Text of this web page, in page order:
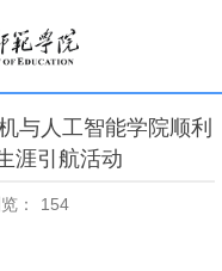
与人工智能学院顺利
涯引航活动
： 154